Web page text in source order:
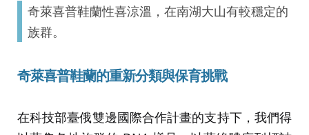
奇萊喜普鞋蘭性喜涼溫，在南湖大山有較穩定的
族群。
奇萊喜普鞋蘭的重新分類與保育挑戰
在科技部臺俄雙邊國際合作計畫的支持下，我們得